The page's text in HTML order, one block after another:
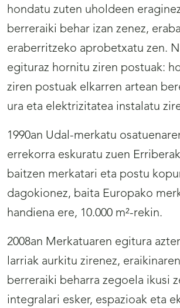
hondatu zuten uholdeen
berreraiki behar izan zenez,
eraberritzeko aprobetxatu zen.
egituraz hornitu ziren postuak:
ziren postuak elkarren artean
ura eta elektrizitatea instalatu
1990an Udal-merkatu
errekorra eskuratu zuen
baitzen merkatari eta postu
dagokionez, baita Europako
handiena ere, 10.000 m²-rekin.
2008an Merkatuaren egitura
larriak aurkitu zirenez,
berreraiki beharra zegoela ikusi
integralari esker, espazioak eta